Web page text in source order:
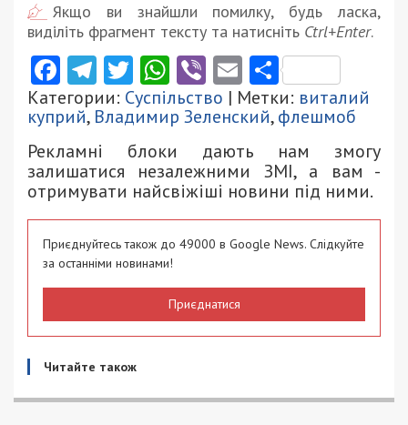
Якщо ви знайшли помилку, будь ласка,
виділіть фрагмент тексту та натисніть Ctrl+Enter.
Facebook
Telegram
Twitter
WhatsApp
ViberEmail
Категории: Суспільство | Метки: виталий
куприй, Владимир Зеленский,флешмоб
Рекламні блоки дають нам змогу
залишатися незалежними ЗМІ, а вам -
отримувати найсвіжіші новини під ними.
Приєднуйтесь також до 49000 в Google News. Слідкуйте
за останніми новинами!
Приєднатися
Читайте також